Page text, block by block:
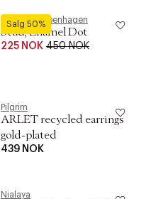
Salg 50%
ENAMEL Copenhagen
Stud, Enamel Dot
225 NOK 450 NOK
Pilgrim
ARLET recycled earrings
gold-plated
439 NOK
Nialaya